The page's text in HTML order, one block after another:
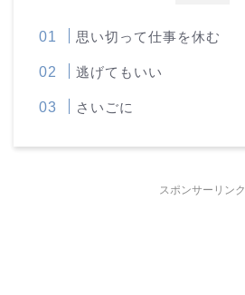
思い切って仕事を休む
逃げてもいい
さいごに
スポンサーリンク